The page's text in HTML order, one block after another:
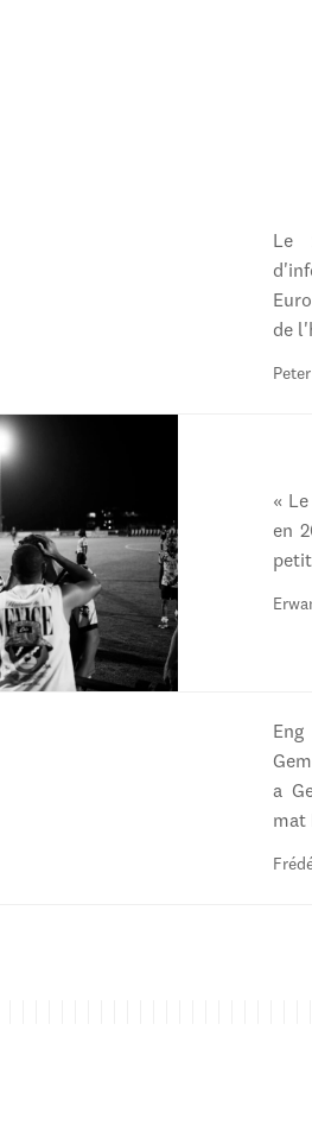
Le
de
«
en
a
mat